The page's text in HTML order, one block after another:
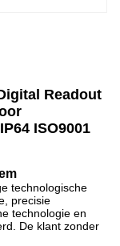
Readout
ISO9001
technologische
precisie
technologie en
De klant zonder